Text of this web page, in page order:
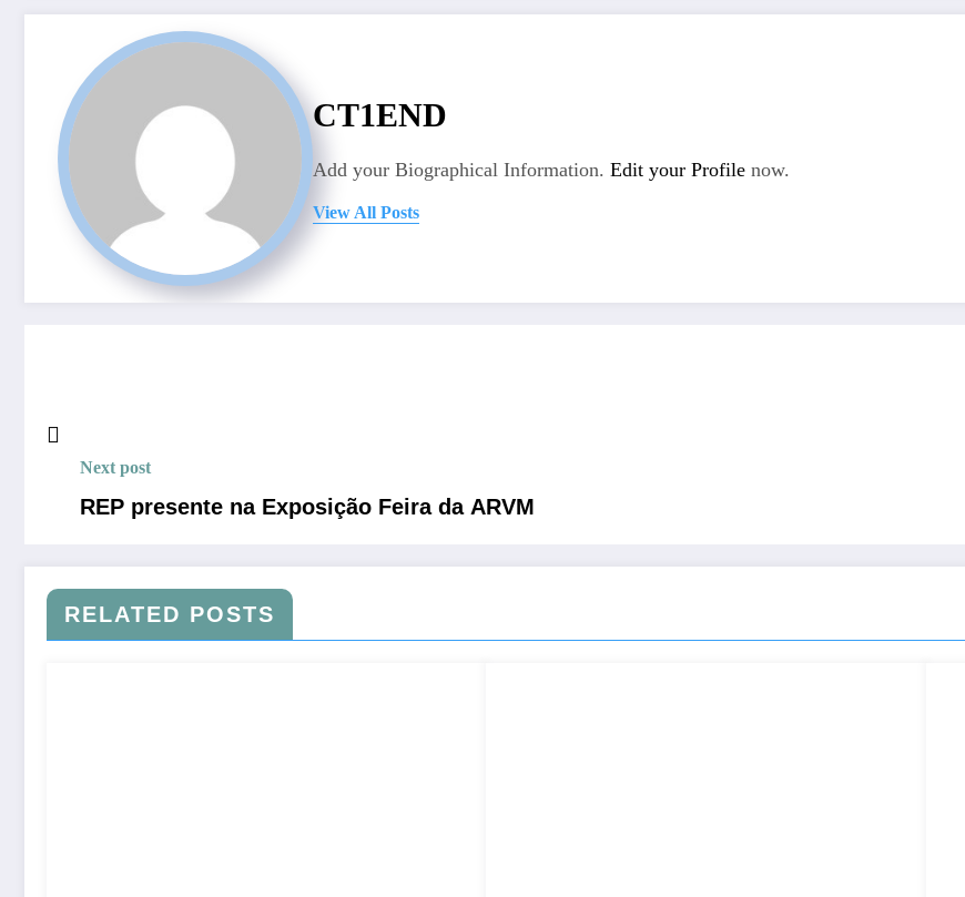
CT1END
Add your Biographical Information. Edit your Profile now.
View All Posts
Next post
REP presente na Exposição Feira da ARVM
RELATED POSTS